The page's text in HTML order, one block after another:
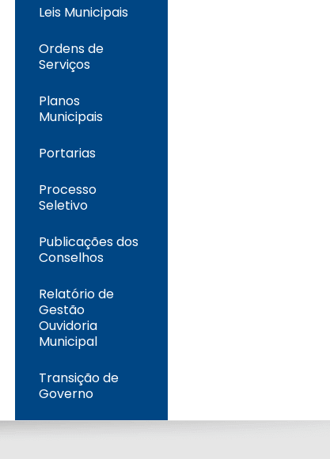
Leis Municipais
Ordens de
Serviços
Planos
Municipais
Portarias
Processo
Seletivo
Publicações dos
Conselhos
Relatório de
Gestão
Ouvidoria
Municipal
Transição de
Governo